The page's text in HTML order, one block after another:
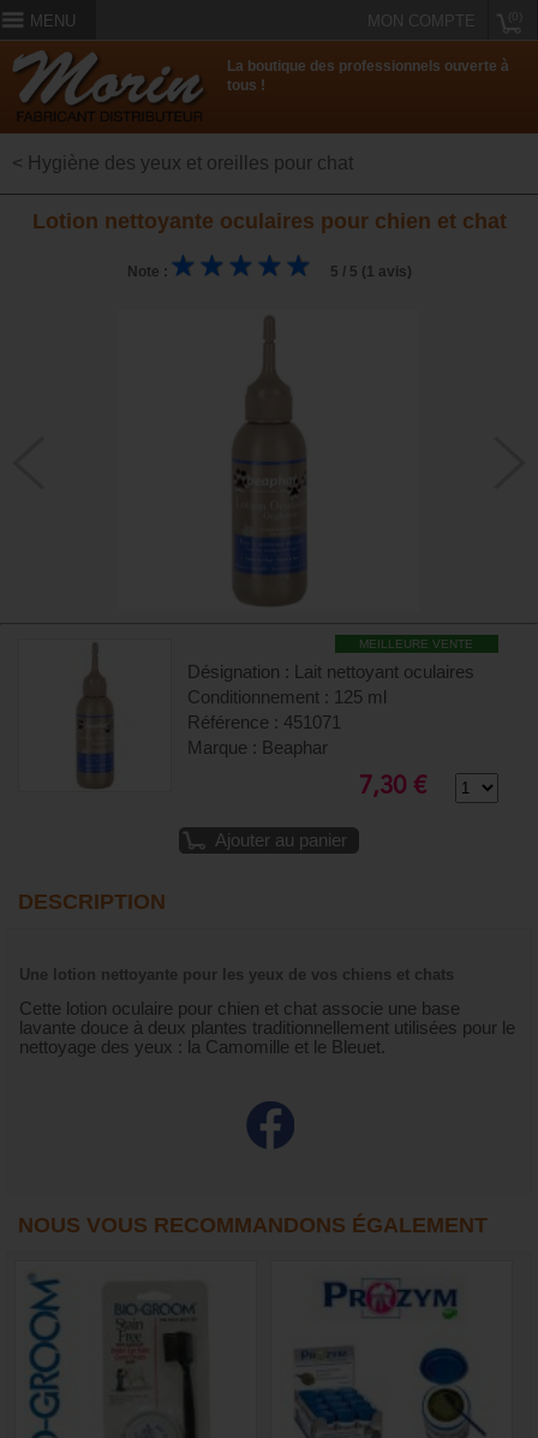
MENU MON COMPTE
La boutique des professionnels ouverte à
tous !
< Hygiène des yeux et oreilles pour chat
Lotion nettoyante oculaires pour chien et chat
Note : 5 / 5 (1 avis)
MEILLEURE VENTE
Désignation : Lait nettoyant oculaires
Conditionnement : 125 ml
Référence : 451071
Marque : Beaphar
7,30 €
Ajouter au panier
DESCRIPTION
Une lotion nettoyante pour les yeux de vos chiens et chats
Cette lotion oculaire pour chien et chat associe une base
lavante douce à deux plantes traditionnellement utilisées pour le
nettoyage des yeux : la Camomille et le Bleuet.
NOUS VOUS RECOMMANDONS ÉGALEMENT